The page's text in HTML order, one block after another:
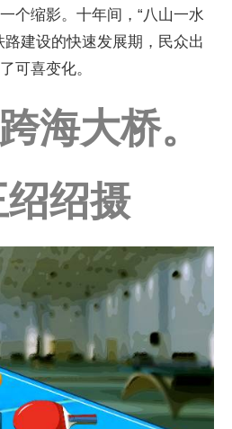
个缩影。十年间，“八山一水
建设的快速发展期，民众出
可喜变化。
海大桥。
绍绍摄